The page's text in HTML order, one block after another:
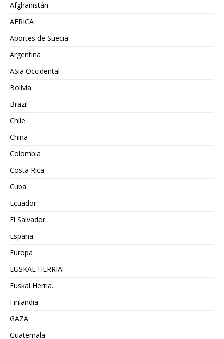
Afghanistán
AFRICA
Aportes de Suecia
Argentina
ASia Occidental
Bolivia
Brazil
Chile
China
Colombia
Costa Rica
Cuba
Ecuador
El Salvador
España
Europa
EUSKAL HERRIA!
Euskal Herria.
Finlandia
GAZA
Guatemala